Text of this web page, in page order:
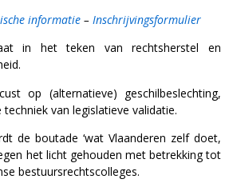
informatie – Inschrijvingsformulier
in het teken van rechtsherstel en
op (alternatieve) geschilbeslechting,
van legislatieve validatie.
de boutade ‘wat Vlaanderen zelf doet,
het licht gehouden met betrekking tot
bestuursrechtscolleges.